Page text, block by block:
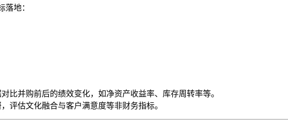
落地：
比并购前后的绩效变化，如净资产收益率、库存周转率等。
评估文化融合与客户满意度等非财务指标。